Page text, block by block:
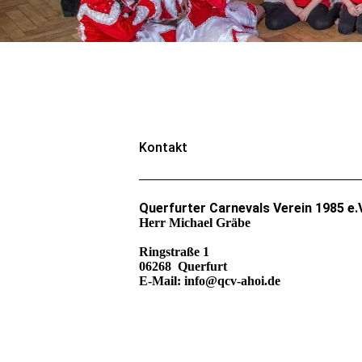
Kontakt
Querfurter Carnevals Verein 1985
Herr Michael Gräbe
Ringstraße 1
06268 Querfurt
E-Mail: info@qcv-ahoi.de